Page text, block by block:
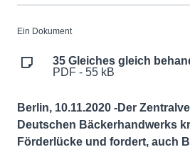
Ein Dokument
35 Gleiches gleich
PDF - 55 kB
Berlin, 10.11.2020 -Der
Deutschen Bäckerhandwerks
Förderlücke und fordert, auch